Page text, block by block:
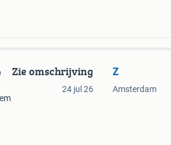
Zie omschrijving
24 jul 26
Z
Amsterdam